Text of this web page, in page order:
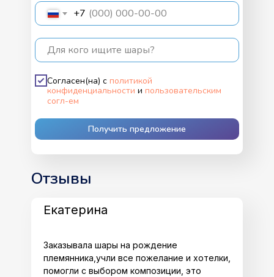
+7
Для кого ищите шары?
Согласен(на) с политикой
конфиденциальности и пользовательским
согл-ем
Получить предложение
Отзывы
Заказывала шары на рождение
племянника,учли все пожелание и хотелки,
помогли с выбором композиции, это
Екатерина